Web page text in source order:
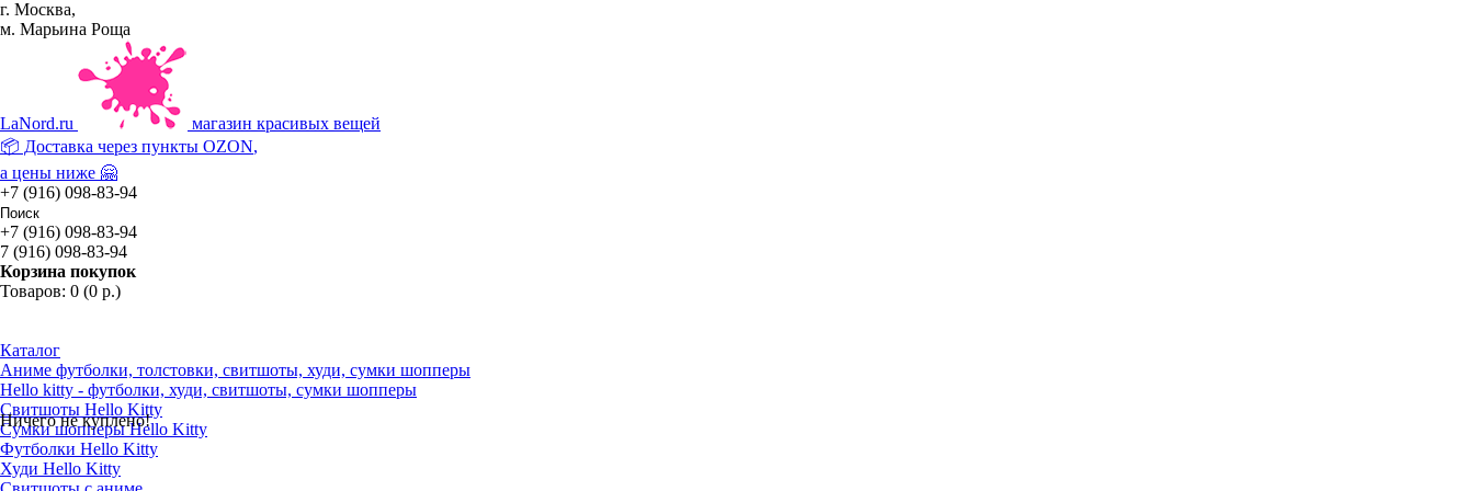
г. Москва,
м. Марьина Роща
LaNord.ru
магазин красивых вещей
📦 Доставка через пункты OZON,
а цены ниже 🤗
+7 (916) 098-83-94
+7 (916) 098-83-94
7 (916) 098-83-94
Корзина покупок
Товаров: 0 (0 р.)
Ничего не куплено!
Каталог
Аниме футболки, толстовки, свитшоты, худи, сумки шопперы
Hello kitty - футболки, худи, свитшоты, сумки шопперы
Свитшоты Hello Kitty
Сумки шопперы Hello Kitty
Футболки Hello Kitty
Худи Hello Kitty